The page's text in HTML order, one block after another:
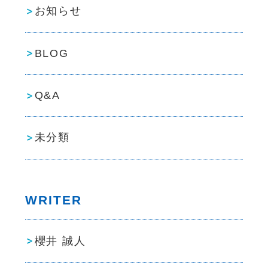
お知らせ
BLOG
Q&A
未分類
WRITER
櫻井 誠人